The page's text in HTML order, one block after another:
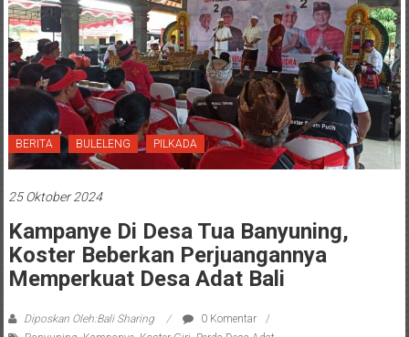
BERITA BULELENG PILKADA
25 Oktober 2024
Kampanye Di Desa Tua Banyuning,
Koster Beberkan Perjuangannya
Memperkuat Desa Adat Bali
Diposkan Oleh:Bali Sharing
0 Komentar